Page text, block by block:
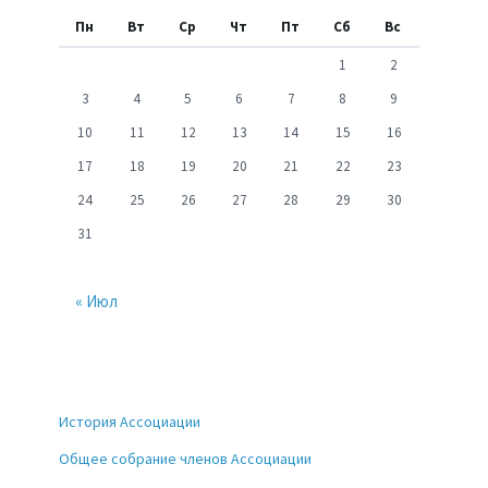
Пн Вт Ср Чт Пт Сб Вс
1
2
3
4 5 6 7 8
9
10
11 12 13 14 15
16
17
18 19 20 21 22
23
24
25 26 27 28 29
30
31
« Июл
История Ассоциации
Общее собрание членов Ассоциации